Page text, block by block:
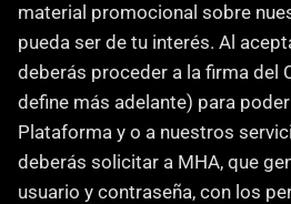
material promocional sobre
pueda ser de tu interés. Al
deberás proceder a la firma del
define más adelante) para
Plataforma y o a nuestros
deberás solicitar a MHA, que
usuario y contraseña, con los